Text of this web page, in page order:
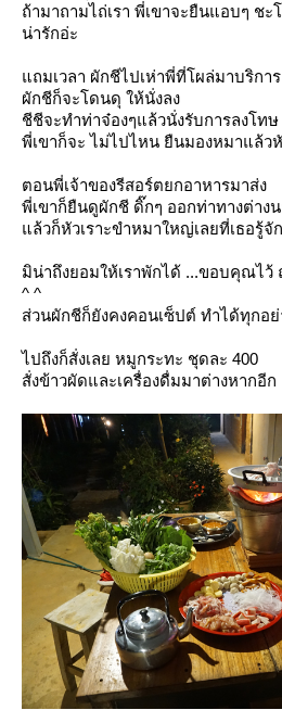
ถ้ามาถามไถ่เรา พี่เขาจะยืนแอบๆ ชะ
น่ารักอ่ะ
ถมเวลา ผักชีไปเห่าพี่ที่โผล่มาบริการ
ผักชีก็จะโดนดุ ให้นั่งลง
ชีชีจะทำท่าจ๋องๆแล้วนั่งรับการลงโทษ
พี่เขาก็จะ ไม่ไปไหน ยืนมองหมาแล้ว
ตอนพี่เจ้าของรีสอร์ตยกอาหารมาส่ง
พี่เขาก็ยืนดูผักชี ดิ๊กๆ ออกท่าทางต่าง
ล้วก็หัวเราะขำหมาใหญ่เลยที่เธอรู้จั
มิน่าถึงยอมให้เราพักได้ ...ขอบคุณไ
^ ^
ส่วนผักชีก็ยังคงคอนเซ็ปต์ ทำได้ทุกอย่
ไปถึงก็สั่งเลย หมูกระทะ ชุดละ 400
สั่งข้าวผัดและเครื่องดื่มมาต่างหากอีก